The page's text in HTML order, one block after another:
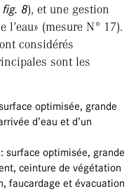
fig. 8), et une gestion
(mesure N° 17).
considérés
sont les
optimisée, grande
d’eau et d’un
surface optimisée, grande
ceinture de végétation
faucardage et évacuation